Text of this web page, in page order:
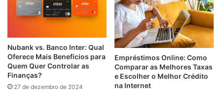
Nubank vs. Banco Inter: Qual
Oferece Mais Benefícios para
Quem Quer Controlar as
Finanças?
27 de dezembro de 2024
Empréstimos Online: Como
Comparar as Melhores Taxas
e Escolher o Melhor Crédito
na Internet